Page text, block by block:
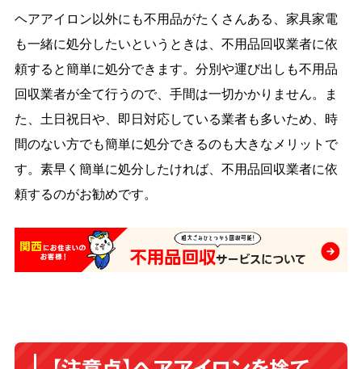
ヘアアイロン以外にも不用品がたくさんある、家具家電
も一緒に処分したいというときは、不用品回収業者に依
頼すると簡単に処分できます。分別や運び出しも不用品
回収業者が全て行うので、手間は一切かかりません。ま
た、土日祝日や、即日対応している業者も多いため、時
間のない方でも簡単に処分できるのも大きなメリットで
す。素早く簡単に処分したければ、不用品回収業者に依
頼するのがお勧めです。